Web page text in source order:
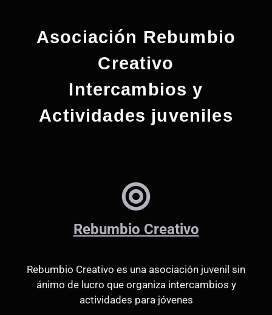
Asociación Rebumbio
Creativo
Intercambios y
Actividades juveniles
Rebumbio Creativo
Rebumbio Creativo es una asociación juvenil sin
ánimo de lucro que organiza intercambios y
actividades para jóvenes